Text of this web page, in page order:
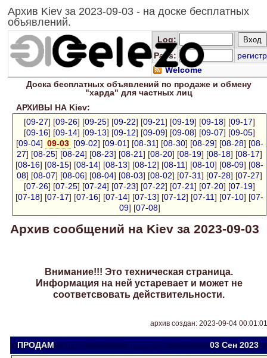
Архив Kiev за 2023-09-03 - на доске бесплатных
объявлений.
Log:
Pass:
регистр
Welcome
Доска бесплатныхобъявлений по продаже и обмену
"харда" для частных лиц
АРХИВЫ НА Kiev:
[09-27] [09-26] [09-25] [09-22] [09-21] [09-19] [09-18] [09-17]
[09-16] [09-14] [09-13] [09-12] [09-09] [09-08] [09-07] [09-05]
[09-04] 09-03 [09-02] [09-01] [08-31] [08-30] [08-29] [08-28] [08-
27] [08-25] [08-24] [08-23] [08-21] [08-20] [08-19] [08-18] [08-17]
[08-16] [08-15] [08-14] [08-13] [08-12] [08-11] [08-10] [08-09] [08-
08] [08-07] [08-06] [08-04] [08-03] [08-02] [07-31] [07-28] [07-27]
[07-26] [07-25] [07-24] [07-23] [07-22] [07-21] [07-20] [07-19]
[07-18] [07-17] [07-16] [07-14] [07-13] [07-12] [07-11] [07-10] [07-
09] [07-08]
Архив сообщений на Kiev за 2023-09-03
Внимание!!! Это техническая страница.
Информация на ней устаревает и может не
соответсвовать действительности.
архив создан: 2023-09-04 00:01:01
ПРОДАМ Drake drake@i.ua 03 Сен2023